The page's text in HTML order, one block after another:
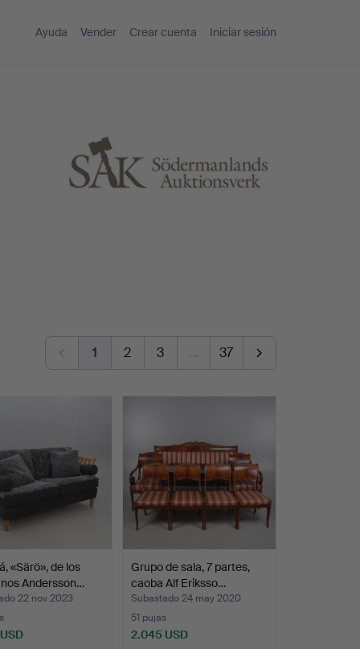
Ayuda Vender Crear cuenta Iniciar sesión
1 2 3 … 37
«Särö», de los
Andersson…
22 nov 2023
Grupo de sala, 7 partes,
caoba Alf Eriksso…
Subastado 24 may 2020
51 pujas
2.045 USD